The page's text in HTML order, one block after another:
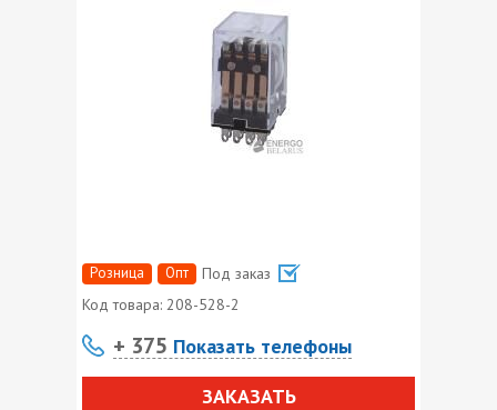
Розница Опт
Под заказ
Код товара: 208-528-2
+ 375 Показать телефоны
ЗАКАЗАТЬ